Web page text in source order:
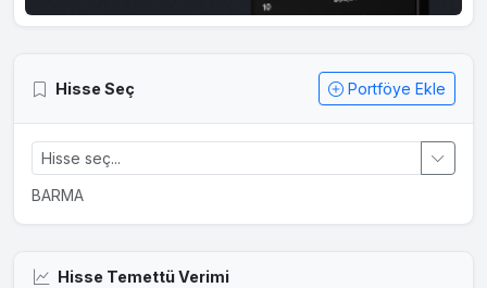
Hisse Seç Portföye Ekle
BARMA
Hisse Temettü Verimi